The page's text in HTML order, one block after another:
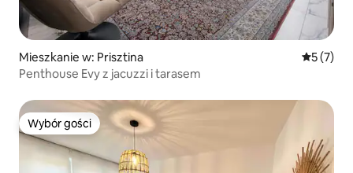
Mieszkanie w: Prisztina Średnia
5 (7)
Penthouse Evy z jacuzzi i tarasem
Wybór gości
Wybór gości